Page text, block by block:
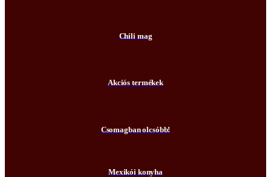
Chili mag
Akciós termékek
Csomagban olcsóbb!
Mexikói konyha